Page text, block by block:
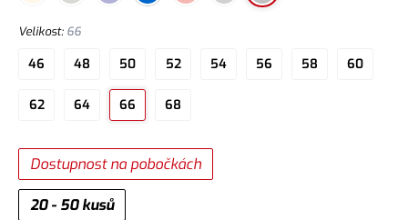
Velikost: 66
46 48 50 52 54 56 58 60
62 64 66 68
20 - 50 kusů
Dostupnost na pobočkách